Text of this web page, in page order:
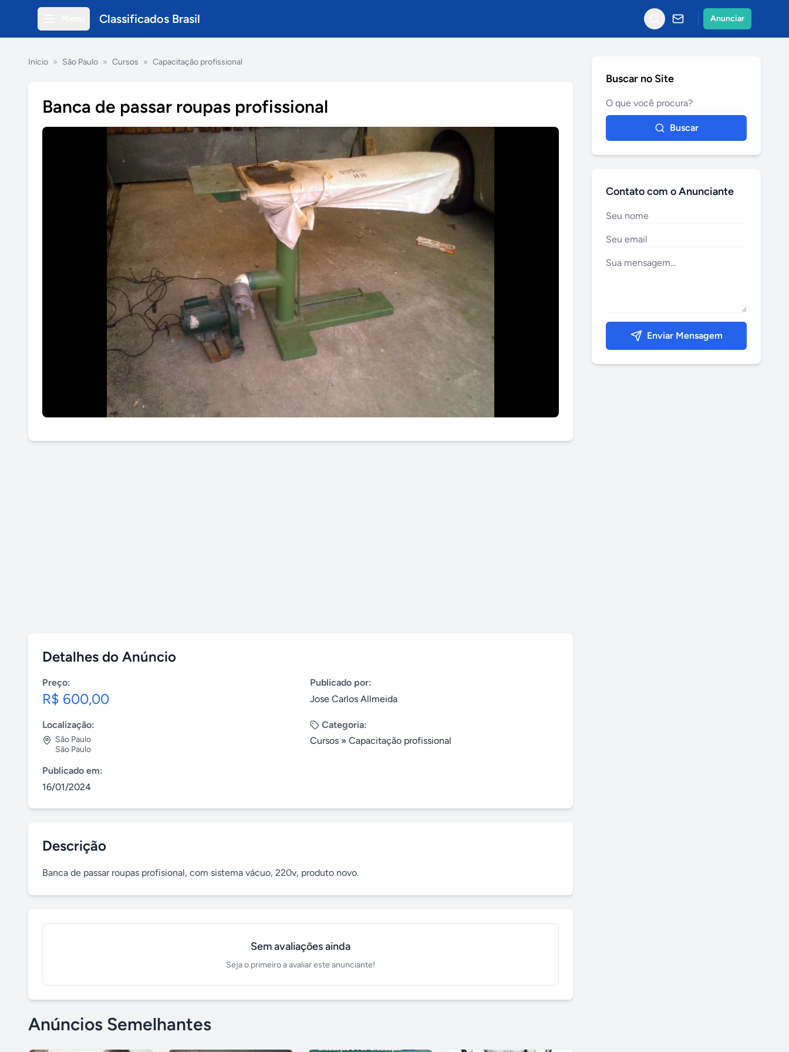
Classificados Brasil Anunciar
Início » São Paulo » Cursos » Capacitação profissional
Banca de passar roupas profissional
Detalhes do Anúncio
Preço:
R$ 600,00
Publicado por:
Jose Carlos Allmeida
Localização:
São Paulo
São Paulo
Categoria:
Cursos » Capacitação profissional
Publicado em:
16/01/2024
Descrição
Banca de passar roupas profisional, com sistema vácuo, 220v, produto novo.
Sem avaliações ainda
Seja o primeiro a avaliar este anunciante!
Anúncios Semelhantes
Buscar no Site
Buscar
Contato com o Anunciante
Enviar Mensagem